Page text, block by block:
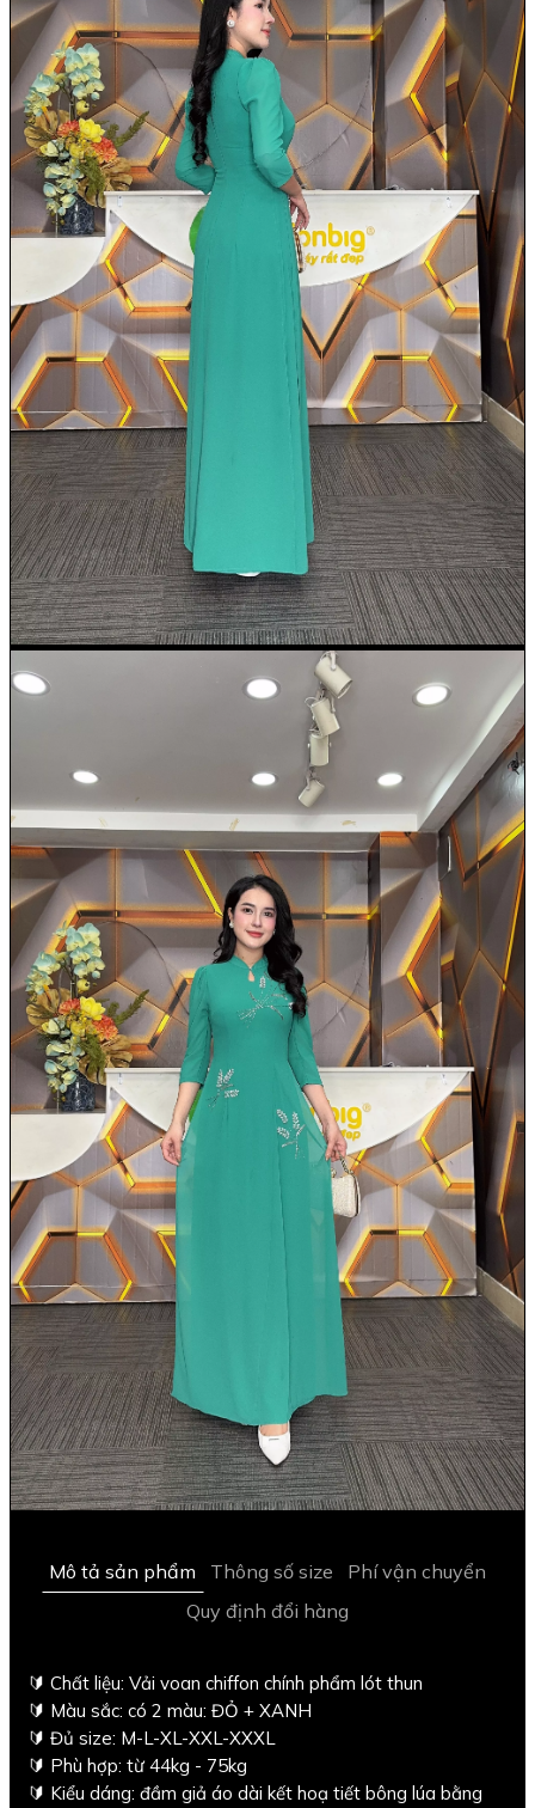
Mô tả sản phẩm Thông số size
Phí vận chuyển
Quy định đổi hàng
🔰 Chất liệu: Vải voan chiffon chính phẩm lót thun
🔰 Màu sắc: có 2 màu: ĐỎ + XANH
🔰 Đủ size: M-L-XL-XXL-XXXL
🔰 Phù hợp: từ 44kg - 75kg
🔰 Kiểu dáng: đầm giả áo dài kết hoạ tiết bông lúa bằng